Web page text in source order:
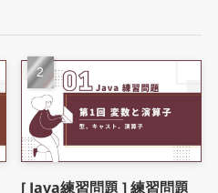
[ Java練習問題 ] 練習問題